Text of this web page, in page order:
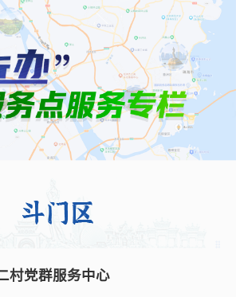
村党群服务中心